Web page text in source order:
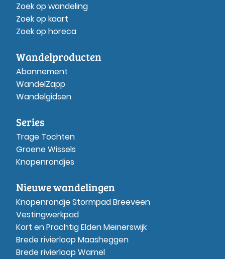
Zoek op wandeling
Zoek op kaart
Zoek op horeca
Wandelproducten
Abonnement
WandelZapp
Wandelgidsen
Series
Trage Tochten
Groene Wissels
Knopenrondjes
Nieuwe wandelingen
Knopenrondje Stormpad Breeveen
Vestingwerkpad
Kort en Prachtig Elden Meinerswijk
Brede rivierloop Maasheggen
Brede rivierloop Wamel